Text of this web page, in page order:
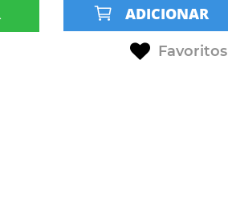
ADICIONAR
Favoritos